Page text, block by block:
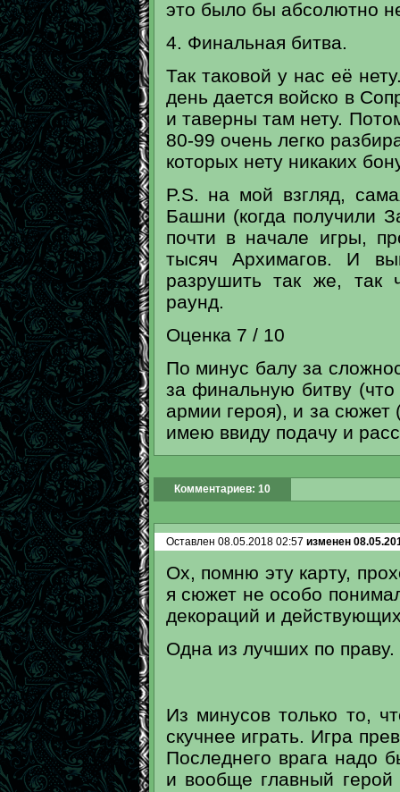
это было бы абсолютно
4. Финальная битва.
Так таковой у нас её
день дается войско в
и таверны там нету.
80-99 очень легко
которых нету никаких
P.S. на мой взгляд,
Башни (когда получили
почти в начале игры,
тысяч Архимагов. И
разрушить так же, так
раунд.
Оценка 7 / 10
По минус балу за
за финальную битву (что
армии героя), и за сюжет
имею ввиду подачу и
Комментариев: 10
Оставлен 08.05.2018 02:57 изменен
Ох, помню эту карту,
я сюжет не особо
декораций и
Одна из лучших по праву.
Из минусов только то,
скучнее играть. Игра
Последнего врага надо
и вообще главный герой